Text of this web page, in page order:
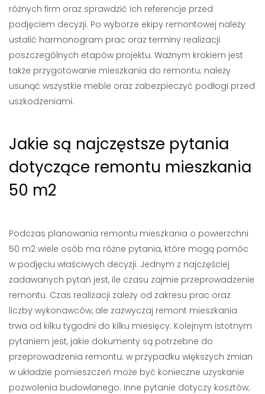
różnych firm oraz sprawdzić ich referencje przed
podjęciem decyzji. Po wyborze ekipy remontowej należy
ustalić harmonogram prac oraz terminy realizacji
poszczególnych etapów projektu. Ważnym krokiem jest
także przygotowanie mieszkania do remontu; należy
usunąć wszystkie meble oraz zabezpieczyć podłogi przed
uszkodzeniami.
Jakie są najczęstsze pytania
dotyczące remontu mieszkania
50 m2
Podczas planowania remontu mieszkania o powierzchni
50 m2 wiele osób ma różne pytania, które mogą pomóc
w podjęciu właściwych decyzji. Jednym z najczęściej
zadawanych pytań jest, ile czasu zajmie przeprowadzenie
remontu. Czas realizacji zależy od zakresu prac oraz
liczby wykonawców, ale zazwyczaj remont mieszkania
trwa od kilku tygodni do kilku miesięcy. Kolejnym istotnym
pytaniem jest, jakie dokumenty są potrzebne do
przeprowadzenia remontu; w przypadku większych zmian
w układzie pomieszczeń może być konieczne uzyskanie
pozwolenia budowlanego. Inne pytanie dotyczy kosztów;